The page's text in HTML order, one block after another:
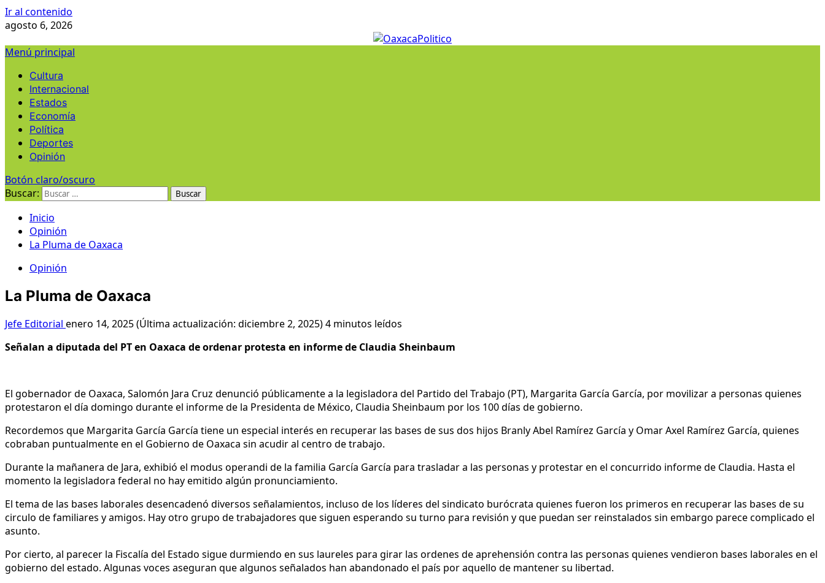
Ir al contenido
agosto 6, 2026
Menú principal
Cultura
Internacional
Estados
Economía
Política
Deportes
Opinión
Botón claro/oscuro
Buscar:
Inicio
Opinión
La Pluma de Oaxaca
Opinión
La Pluma de Oaxaca
Jefe Editorial enero 14, 2025 (Última actualización: diciembre 2, 2025)4 minutos leídos
Señalan a diputada del PT en Oaxaca de ordenar protesta en informe de Claudia Sheinbaum
El gobernador de Oaxaca, Salomón Jara Cruz denunció públicamente a la legisladora del Partido del Trabajo (PT), Margarita García García, por movilizar a personas quienes
protestaron el día domingo durante el informe de la Presidenta de México, Claudia Sheinbaum por los 100 días de gobierno.
Recordemos que Margarita García García tiene un especial interés en recuperar las bases de sus dos hijos Branly Abel Ramírez García y Omar Axel Ramírez García, quienes
cobraban puntualmente en el Gobierno de Oaxaca sin acudir al centro de trabajo.
Durante la mañanera de Jara, exhibió el modus operandi de la familia García García para trasladar a las personas y protestar en el concurrido informe de Claudia. Hasta el
momento la legisladora federal no hay emitido algún pronunciamiento.
El tema de las bases laborales desencadenó diversos señalamientos, incluso de los líderes del sindicato burócrata quienes fueron los primeros en recuperar las bases de su
circulo de familiares y amigos. Hay otro grupo de trabajadores que siguen esperando su turno para revisión y que puedan ser reinstalados sin embargo parece complicado el
asunto.
Por cierto, al parecer la Fiscalía del Estado sigue durmiendo en sus laureles para girar las ordenes de aprehensión contra las personas quienes vendieron bases laborales en el
gobierno del estado. Algunas voces aseguran que algunos señalados han abandonado el país por aquello de mantener su libertad.